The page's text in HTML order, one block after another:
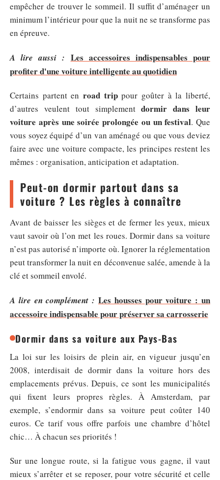
empêcher de trouver le sommeil. Il suffit d’aménager un
minimum l’intérieur pour que la nuit ne se transforme pas
en épreuve.
A lire aussi : Les accessoires indispensables pour
profiter d'une voiture intelligente au quotidien
Certains partent en road trippour goûter à la liberté,
d’autres veulent tout simplementdormir dans leur
voiture après une soirée prolongée ou un festival. Que
vous soyez équipé d’un van aménagé ou que vous deviez
faire avec une voiture compacte, les principes restent les
mêmes : organisation, anticipation et adaptation.
Peut-on dormir partout dans sa
voiture ? Les règles à connaître
Avant de baisser les sièges et de fermer les yeux, mieux
vaut savoir où l’on met les roues. Dormir dans sa voiture
n’est pas autorisé n’importe où. Ignorer la réglementation
peut transformer la nuit en déconvenue salée, amende à la
clé et sommeil envolé.
A lire en complément : Les housses pour voiture : un
accessoire indispensable pour préserver sa carrosserie
Dormir dans sa voiture aux Pays-Bas
La loi sur les loisirs de plein air, en vigueur jusqu’en
2008, interdisait de dormir dans la voiture hors des
emplacements prévus. Depuis, ce sont les municipalités
qui fixent leurs propres règles. À Amsterdam, par
exemple, s’endormir dans sa voiture peut coûter 140
euros. Ce tarif vous offre parfois une chambre d’hôtel
chic… À chacun ses priorités !
Sur une longue route, si la fatigue vous gagne, il vaut
mieux s’arrêter et se reposer, pour votre sécurité et celle